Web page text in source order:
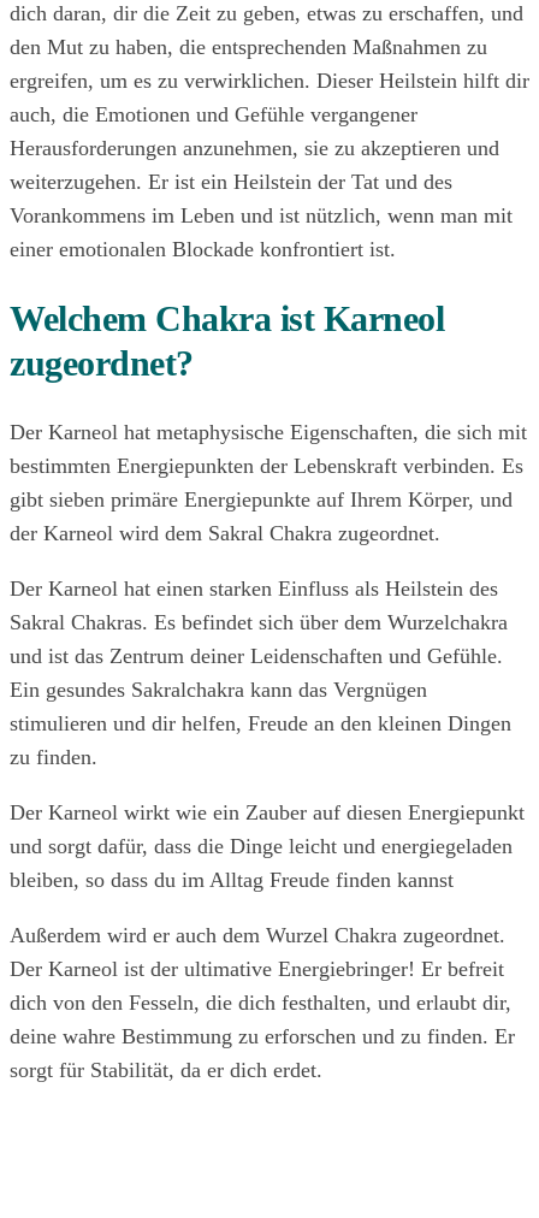
dich daran, dir die Zeit zu geben, etwas zu erschaffen, und
den Mut zu haben, die entsprechenden Maßnahmen zu
ergreifen, um es zu verwirklichen. Dieser Heilstein hilft dir
auch, die Emotionen und Gefühle vergangener
Herausforderungen anzunehmen, sie zu akzeptieren und
weiterzugehen. Er ist ein Heilstein der Tat und des
Vorankommens im Leben und ist nützlich, wenn man mit
einer emotionalen Blockade konfrontiert ist.
Welchem Chakra ist Karneol
zugeordnet?
Der Karneol hat metaphysische Eigenschaften, die sich mit
bestimmten Energiepunkten der Lebenskraft verbinden. Es
gibt sieben primäre Energiepunkte auf Ihrem Körper, und
der Karneol wird dem Sakral Chakra zugeordnet.
Der Karneol hat einen starken Einfluss als Heilstein des
Sakral Chakras. Es befindet sich über dem Wurzelchakra
und ist das Zentrum deiner Leidenschaften und Gefühle.
Ein gesundes Sakralchakra kann das Vergnügen
stimulieren und dir helfen, Freude an den kleinen Dingen
zu finden.
Der Karneol wirkt wie ein Zauber auf diesen Energiepunkt
und sorgt dafür, dass die Dinge leicht und energiegeladen
bleiben, so dass du im Alltag Freude finden kannst
Außerdem wird er auch dem Wurzel Chakra zugeordnet.
Der Karneol ist der ultimative Energiebringer! Er befreit
dich von den Fesseln, die dich festhalten, und erlaubt dir,
deine wahre Bestimmung zu erforschen und zu finden. Er
sorgt für Stabilität, da er dich erdet.